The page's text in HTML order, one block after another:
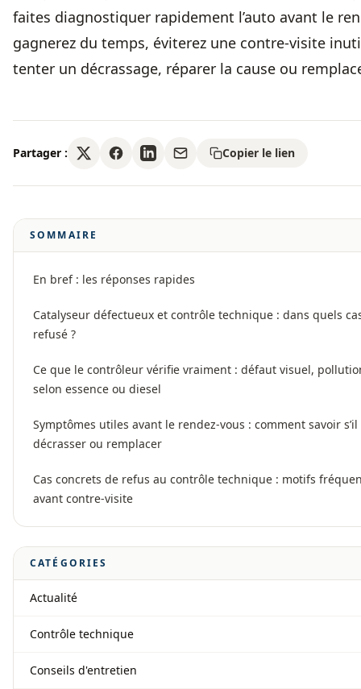
faites diagnostiquer rapidement l’auto avant le
gagnerez du temps, éviterez une contre-visite
tenter un décrassage, réparer la cause ou
Partager : Copier le lien
SOMMAIRE
En bref : les réponses rapides
Catalyseur défectueux et contrôle technique : dans quels
refusé ?
Ce que le contrôleur vérifie vraiment : défaut visuel,
selon essence ou diesel
Symptômes utiles avant le rendez-vous : comment savoir
décrasser ou remplacer
Cas concrets de refus au contrôle technique : motifs
avant contre-visite
CATÉGORIES
Actualité
Contrôle technique
Conseils d'entretien